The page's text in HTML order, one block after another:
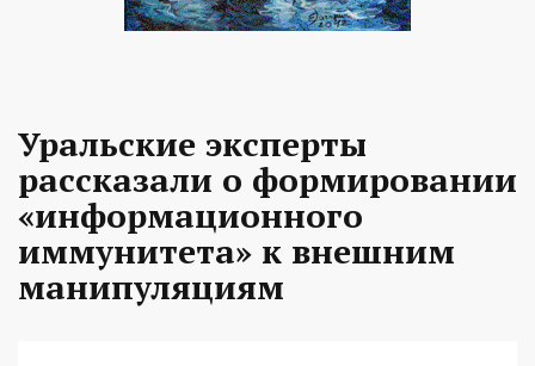
Уральские эксперты
рассказали о формировании
«информационного
иммунитета» к внешним
манипуляциям